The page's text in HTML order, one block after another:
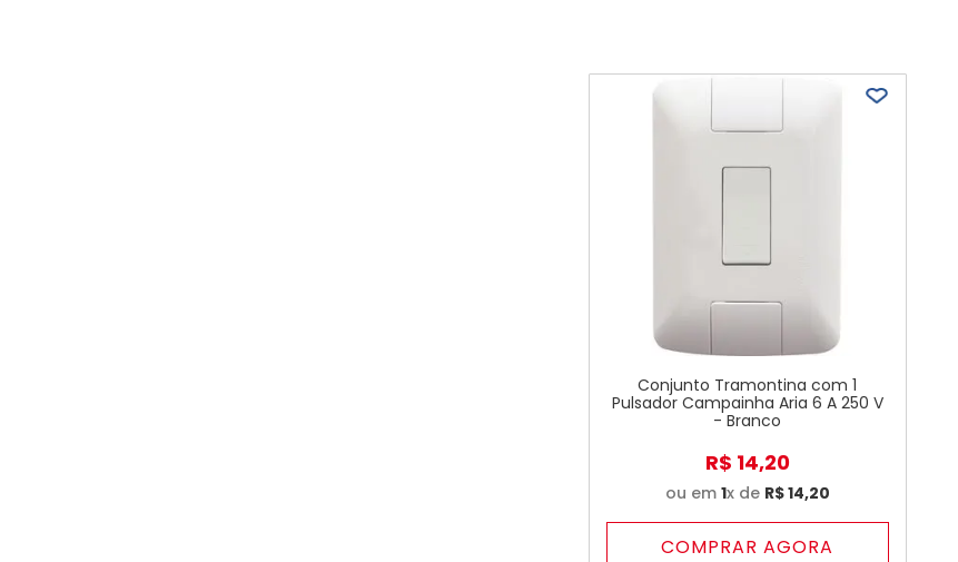
Conjunto Tramontina com 1
Pulsador Campainha Aria 6 A 250 V
- Branco
R$ 14,20
ou em 1x de R$14,20
COMPRAR AGORA